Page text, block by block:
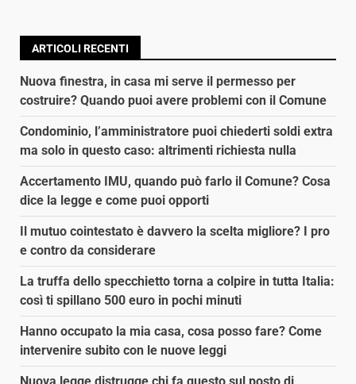
ARTICOLI RECENTI
Nuova finestra, in casa mi serve il permesso per
costruire? Quando puoi avere problemi con il Comune
Condominio, l’amministratore puoi chiederti soldi extra
ma solo in questo caso: altrimenti richiesta nulla
Accertamento IMU, quando può farlo il Comune? Cosa
dice la legge e come puoi opporti
Il mutuo cointestato è davvero la scelta migliore? I pro
e contro da considerare
La truffa dello specchietto torna a colpire in tutta Italia:
così ti spillano 500 euro in pochi minuti
Hanno occupato la mia casa, cosa posso fare? Come
intervenire subito con le nuove leggi